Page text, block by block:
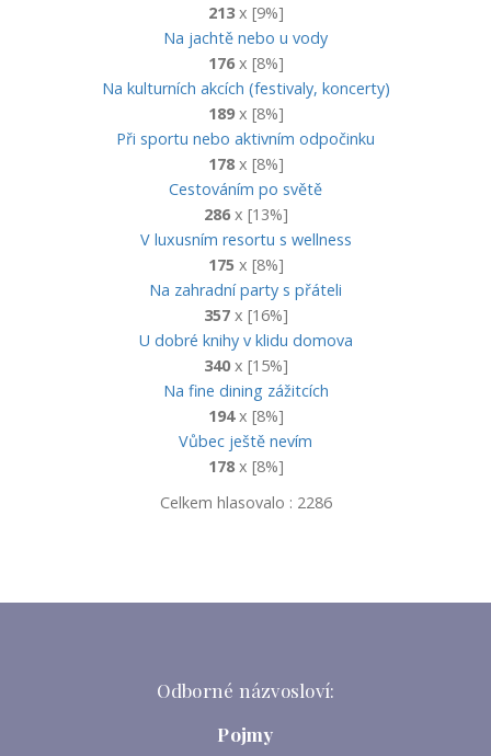
213x [9%]
Na jachtě nebo u vody
176x [8%]
Na kulturních akcích (festivaly, koncerty)
189x [8%]
Při sportu nebo aktivním odpočinku
178x [8%]
Cestováním po světě
286x [13%]
V luxusním resortu s wellness
175 x [8%]
Na zahradní party s přáteli
357x [16%]
U dobré knihy v klidu domova
340x [15%]
Na fine dining zážitcích
194x [8%]
Vůbec ještě nevím
178x [8%]
Celkem hlasovalo : 2286
Odborné názvosloví:
Pojmy